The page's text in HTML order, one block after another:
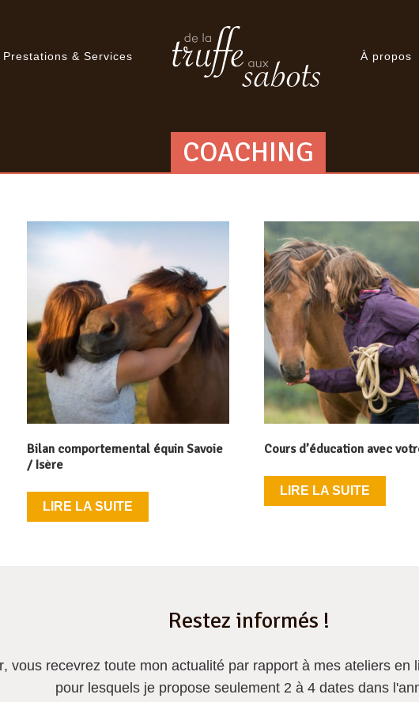
Prestations & Services À propos
COACHING
Bilan comportemental équin Savoie
/ Isère
LIRE LA SUITE
Cours d’éducation avec
LIRE LA SUITE
Restez informés !
, vous recevrez toute mon actualitépar rapport à mes ateliers en
pour lesquels je propose seulement 2 à 4 dates dans